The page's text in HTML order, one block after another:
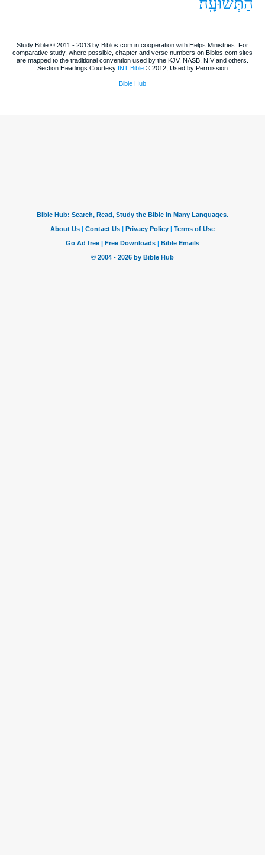
Study Bible © 2011 - 2013 by Biblos.com in cooperation with Helps Ministries. For
comparative study, where possible, chapter and verse numbers on Biblos.com sites
are mapped to the traditional convention used by the KJV, NASB, NIV and others.
Section Headings Courtesy INT Bible © 2012, Used by Permission
Bible Hub